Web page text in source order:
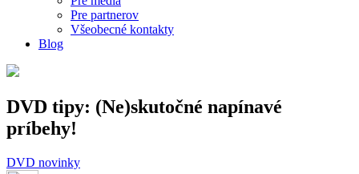
Pre partnerov
Všeobecné kontakty
Blog
DVD tipy: (Ne)skutočné napínavé
príbehy!
DVD novinky